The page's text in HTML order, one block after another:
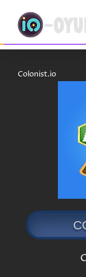
content
Colonist.io